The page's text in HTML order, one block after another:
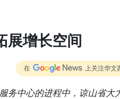
展增长空间
在 上关注华文
务中心的进程中，谅山省大